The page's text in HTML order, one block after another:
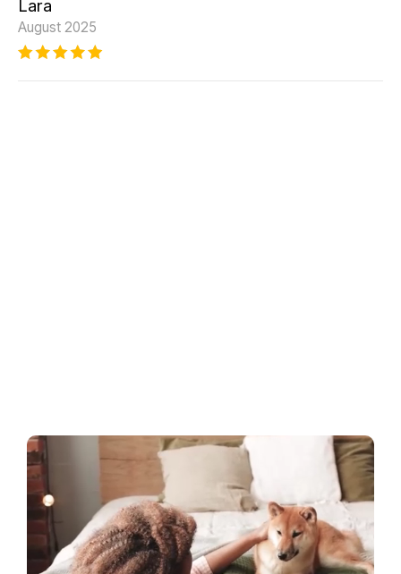
Lara
August 2025